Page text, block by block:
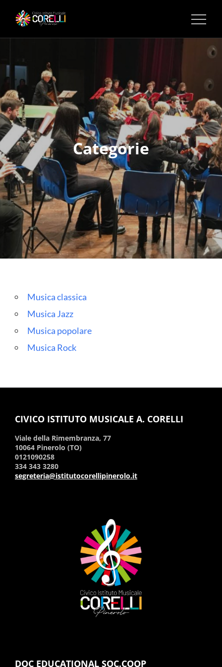
Categorie
Musica classica
Musica Jazz
Musica popolare
Musica Rock
CIVICO ISTITUTO MUSICALE A. CORELLI
Viale della Rimembranza, 77
10064 Pinerolo (TO)
0121090258
334 343 3280
segreteria@istitutocorellipinerolo.it
DOC EDUCATIONAL SOC.COOP